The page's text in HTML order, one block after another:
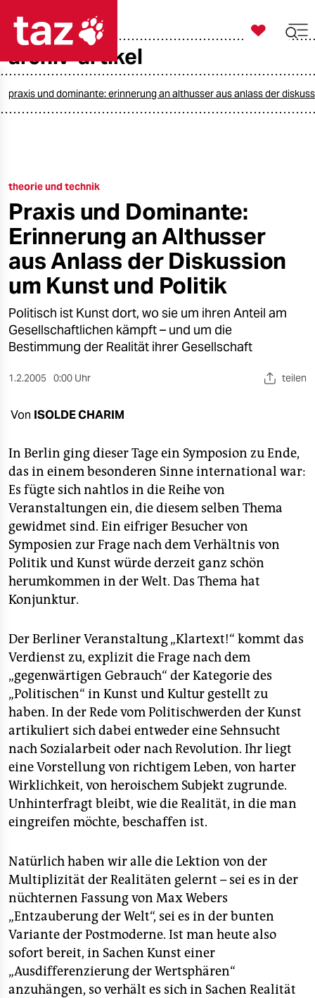
taz zahl ich
öko
gesellschaft
kultur
sport
berlin
nord
wahrheit
verlag
veranstaltungen
shop
fragen & hilfe
unterstützen
abo
genossenschaft
epaper login

taz zahl ich
archiv-artikel
praxis und dominante: erinnerung an althusser aus anlass der
theorie und technik
Praxis und Dominante:
Erinnerung an Althusser
aus Anlass der Diskussion
um Kunst und Politik
Politisch ist Kunst dort, wo sie um ihren Anteil am
Gesellschaftlichen kämpft – und um die
Bestimmung der Realität ihrer Gesellschaft
1.2.2005 0:00 Uhr teilen
Von ISOLDE CHARIM
In Berlin ging dieser Tage ein Symposion zu Ende,
das in einem besonderen Sinne international war:
Es fügte sich nahtlos in die Reihe von
Veranstaltungen ein, die diesem selben Thema
gewidmet sind. Ein eifriger Besucher von
Symposien zur Frage nach dem Verhältnis von
Politik und Kunst würde derzeit ganz schön
herumkommen in der Welt. Das Thema hat
Konjunktur.
Der Berliner Veranstaltung „Klartext!“ kommt das
Verdienst zu, explizit die Frage nach dem
„gegenwärtigen Gebrauch“ der Kategorie des
„Politischen“ in Kunst und Kultur gestellt zu
haben. In der Rede vom Politischwerden der Kunst
artikuliert sich dabei entweder eine Sehnsucht
nach Sozialarbeit oder nach Revolution. Ihr liegt
eine Vorstellung von richtigem Leben, von harter
Wirklichkeit, von heroischem Subjekt zugrunde.
Unhinterfragt bleibt, wie die Realität, in die man
eingreifen möchte, beschaffen ist.
Natürlich haben wir alle die Lektion von der
Multiplizität der Realitäten gelernt – sei es in der
nüchternen Fassung von Max Webers
„Entzauberung der Welt“, sei es in der bunten
Variante der Postmoderne. Ist man heute also
sofort bereit, in Sachen Kunst einer
„Ausdifferenzierung der Wertsphären“
anzuhängen, so verhält es sich in Sachen Realität